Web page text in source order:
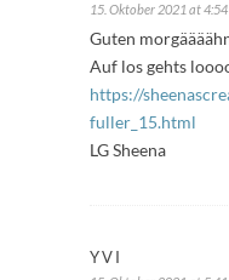
15. Oktober 2021 at 4:54
Guten
Auf los gehts
https://
fuller_15.html
LG Sheena
YVI